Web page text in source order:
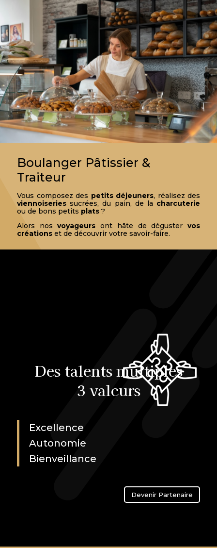
Boulanger Pâtissier &
Traiteur
Vous composez des petits déjeuners, réalisez des
viennoiseries sucrées, du pain, de la charcuterie
ou de bons petits plats ?
Alors nosvoyageurs ont hâte de dégustervos
créations et de découvrir votre savoir-faire.
Des talents multiples
3 valeurs
Excellence
Autonomie
Bienveillance
Devenir Partenaire